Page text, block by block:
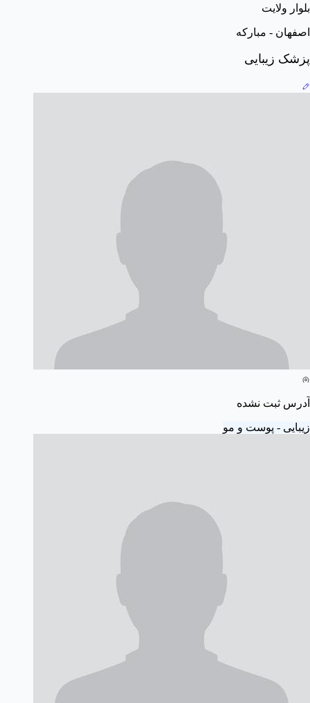
بلوار ولایت
اصفهان - مبارکه
پزشک زیبایی
آدرس ثبت نشده
زیبایی - پوست و مو